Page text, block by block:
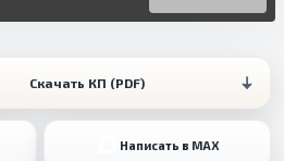
Скачать КП (PDF)
Написать в MAX